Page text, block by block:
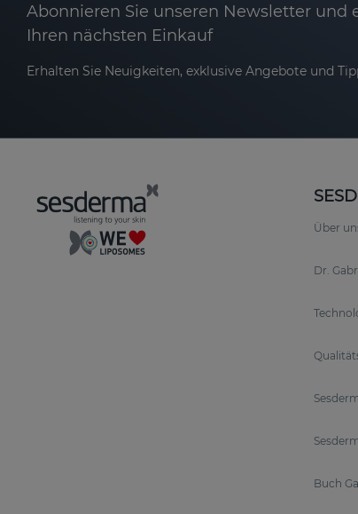
Abonnieren Sie unseren Newsletter und
Ihren nächsten Einkauf
Erhalten Sie Neuigkeiten, exklusive Angebote und
Über
Dr.
Buch